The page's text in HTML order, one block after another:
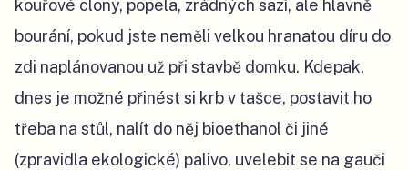
kouřové clony, popela, zrádných sazí, ale hlavně
bourání, pokud jste neměli velkou hranatou díru do
zdi naplánovanou už při stavbě domku. Kdepak,
dnes je možné přinést si krb v tašce, postavit ho
třeba na stůl, nalít do něj bioethanol či jiné
(zpravidla ekologické) palivo, uvelebit se na gauči